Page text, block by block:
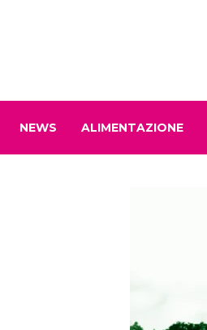
NEWS ALIMENTAZIONE